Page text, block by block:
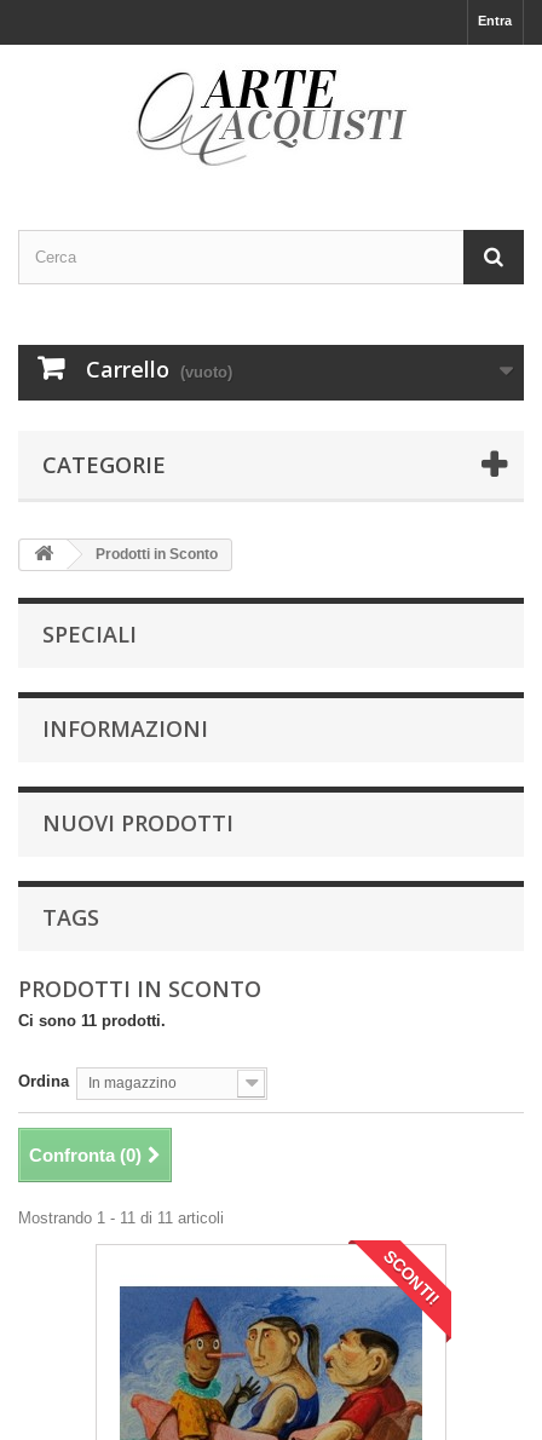
Entra
Carrello (vuoto)
CATEGORIE
Prodotti in Sconto
SPECIALI
INFORMAZIONI
NUOVI PRODOTTI
TAGS
PRODOTTI IN SCONTO
Ci sono 11 prodotti.
Ordina In magazzino
Confronta (0)
Mostrando 1 - 11 di 11 articoli
SCONTI!